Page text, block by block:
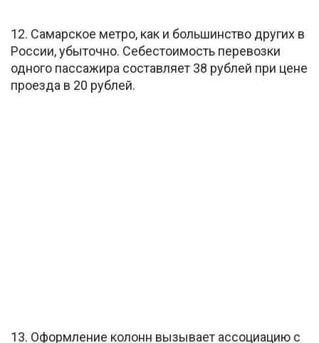
12. Самарское метро, как и большинство других в
России, убыточно. Себестоимость перевозки
одного пассажира составляет 38 рублей при цене
проезда в 20 рублей.
13. Оформление колонн вызывает ассоциацию с